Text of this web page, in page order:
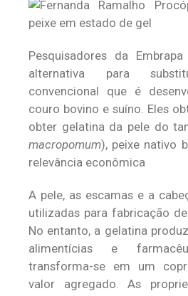
Pesquisadores da
alternativa para
convencional que é
couro bovino e suíno. Eles
obter gelatina da pele do
macropomum), peixe nativo
relevância econômica
A pele, as escamas e a
utilizadas para fabricação
No entanto, a gelatina
alimentícias e
transforma-se em um
valor agregado. As